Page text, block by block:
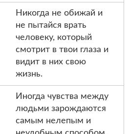
Никогда не обижай и
не пытайся врать
человеку, который
смотрит в твои глаза и
видит в них свою
жизнь.
Иногда чувства между
людьми зарождаются
самым нелепым и